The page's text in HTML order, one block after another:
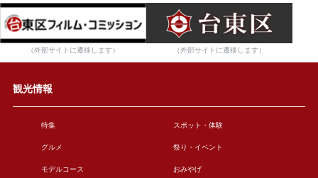
（外部サイトに遷移します） （外部サイトに遷移します）
観光情報
特集 スポット・体験
グルメ 祭り・イベント
モデルコース おみやげ